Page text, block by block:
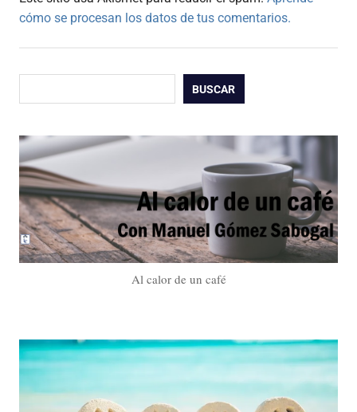
cómo se procesan los datos de tus comentarios.
BUSCAR
Al calor de un café